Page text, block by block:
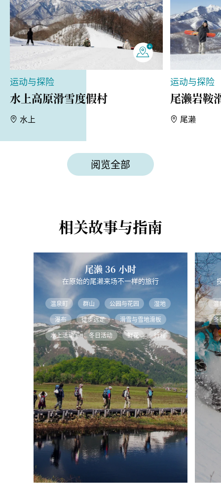
运动与探险
水上高原滑雪度假村
水上
运动与探险
尾濑岩鞍
尾濑
阅览全部
相关故事与指南
尾濑 36 小时
在原始的尾濑来场不一样的旅行
温泉町 群山 公园与花园
湿地
瀑布
徒步远足
滑雪与雪地滑板
水上活动
冬日活动 鲜花 行程
温
冬